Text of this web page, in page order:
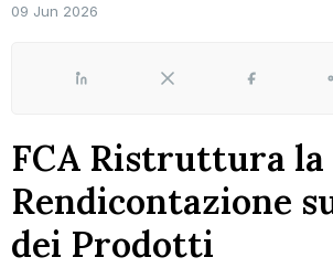
09 Jun 2026
LinkedIn X Facebook
FCA Ristruttura la
Rendicontazione
dei Prodotti